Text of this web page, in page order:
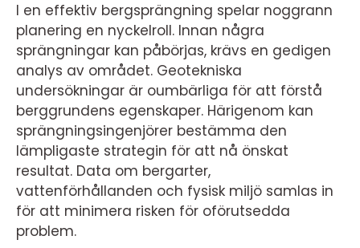
I en effektiv bergsprängning spelar noggrann
planering en nyckelroll. Innan några
sprängningar kan påbörjas, krävs en gedigen
analys av området. Geotekniska
undersökningar är oumbärliga för att förstå
berggrundens egenskaper. Härigenom kan
sprängningsingenjörer bestämma den
lämpligaste strategin för att nå önskat
resultat. Data om bergarter,
vattenförhållanden och fysisk miljö samlas in
för att minimera risken för oförutsedda
problem.